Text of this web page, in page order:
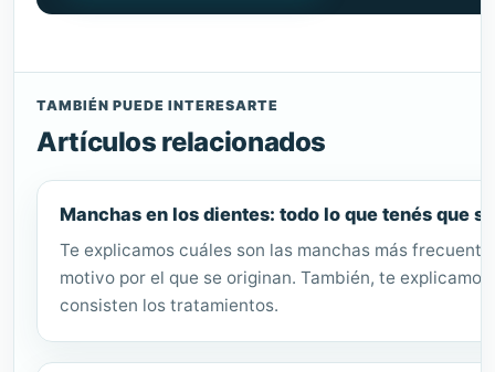
TAMBIÉN PUEDE INTERESARTE
Artículos relacionados
Manchas en los dientes: todo lo que tenés que
Te explicamos cuáles son las manchas más
motivo por el que se originan. También, te explicamos
consisten los tratamientos.